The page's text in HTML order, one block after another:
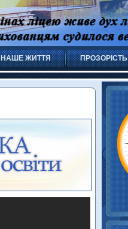
НАШЕ ЖИТТЯ ПРОЗОРІСТЬ